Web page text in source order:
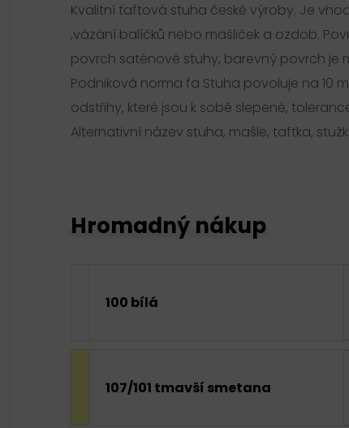
Kvalitní taftová stuha české výroby. Je
,vázání balíčků nebo mašliček a ozdob.
povrch saténové stuhy, barevný povrch je
Podniková norma fa Stuha povoluje na 10
odstřihy, které jsou k sobě slepené,
Alternativní název stuha, mašle, taftka,
Hromadný nákup
100 bílá
107/101 tmavší smetana